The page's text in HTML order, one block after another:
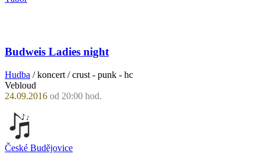
Budweis Ladies night
Hudba / koncert / crust - punk - hc
Vebloud
24.09.2016 od 20:00 hod.
České Budějovice